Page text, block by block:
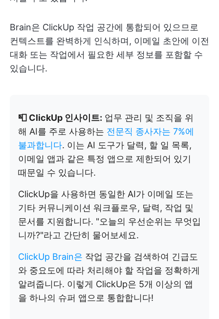
Brain은 ClickUp 작업 공간에 통합되어 있으므로
컨텍스트를 완벽하게 인식하며, 이메일 초안에 이전
대화 또는 작업에서 필요한 세부 정보를 포함할 수
있습니다.
📮 ClickUp 인사이트: 업무 관리 및 조직을 위
해 AI를 주로 사용하는 전문직 종사자는 7%에
불과합니다. 이는 AI 도구가 달력, 할 일 목록,
이메일 앱과 같은 특정 앱으로 제한되어 있기
때문일 수 있습니다.
ClickUp을 사용하면 동일한 AI가 이메일 또는
기타 커뮤니케이션 워크플로우, 달력, 작업 및
문서를 지원합니다. "오늘의 우선순위는 무엇입
니까?"라고 간단히 물어보세요.
ClickUp Brain은 작업 공간을 검색하여 긴급도
와 중요도에 따라 처리해야 할 작업을 정확하게
알려줍니다. 이렇게 ClickUp은 5개 이상의 앱
을 하나의 슈퍼 앱으로 통합합니다!